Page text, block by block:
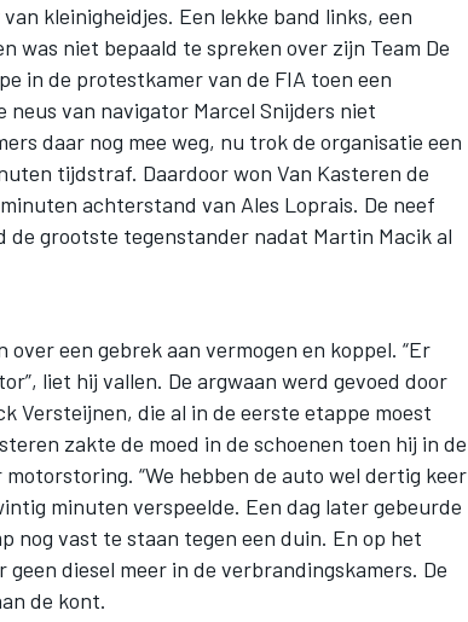
kleinigheidjes. Een lekke band links, een
was niet bepaald te spreken over zijn Team De
in de protestkamer van de FIA toen een
van navigator Marcel Snijders niet
daar nog mee weg, nu trok de organisatie een
tijdstraf. Daardoor won Van Kasteren de
achterstand van Ales Loprais. De neef
de grootste tegenstander nadat Martin Macik al
een gebrek aan vermogen en koppel. “Er
liet hij vallen. De argwaan werd gevoed door
Versteijnen, die al in de eerste etappe moest
zakte de moed in de schoenen toen hij in de
“We hebben de auto wel dertig keer
minuten verspeelde. Een dag later gebeurde
nog vast te staan tegen een duin. En op het
diesel meer in de verbrandingskamers. De
de kont.